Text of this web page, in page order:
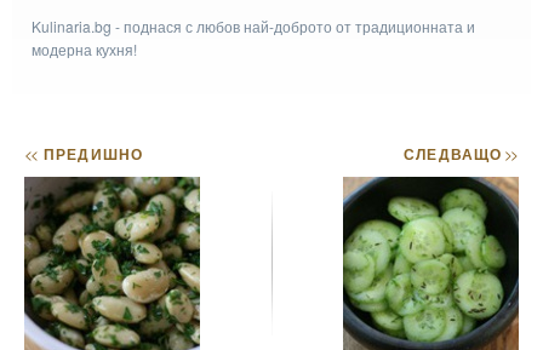
Kulinaria.bg - поднася с любов най-доброто от традиционната и
модерна кухня!
<< ПРЕДИШНО СЛЕДВАЩО>>